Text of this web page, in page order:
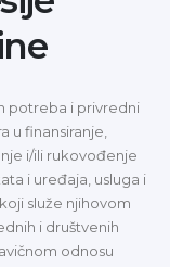
potreba i privredni
u finansiranje,
i/ili rukovođenje
i uređaja, usluga i
služe njihovom
i društvenih
odnosu